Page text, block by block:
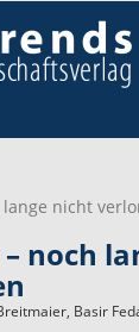
nicht
noch
, Basir